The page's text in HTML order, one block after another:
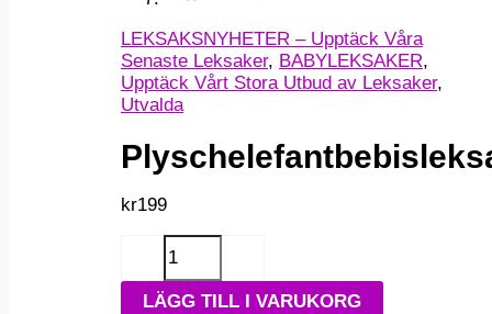
LEKSAKSNYHETER – Upptäck Våra
Senaste Leksaker, BABYLEKSAKER,
Upptäck Vårt Stora Utbud av Leksaker,
Utvalda
kr199
Plyschelefantbebisleksaker
mängd
LÄGG TILL I VARUKORG